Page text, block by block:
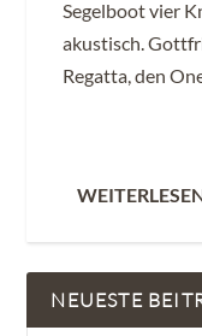
Segelboot vier
akustisch.
Regatta, den
NEUESTE